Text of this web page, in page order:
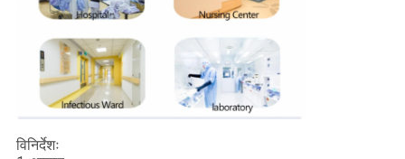
विनिर्देशः